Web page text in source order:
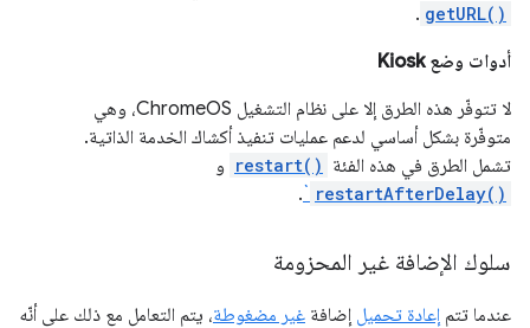
getURL()
.
أدوات وضع Kiosk
لا تتوفّر هذه الطرق إلا على نظام التشغيل ChromeOS، وهي
متوفّرة بشكل أساسي لدعم عمليات تنفيذ أكشاك الخدمة الذاتية.
تشمل الطرق في هذه الفئة restart() و
restartAfterDelay()
`
.
سلوك الإضافة غير المحزومة
عندما تتم إعادة تحميل إضافة غير مضغوطة، يتم التعامل مع ذلك على أنّه